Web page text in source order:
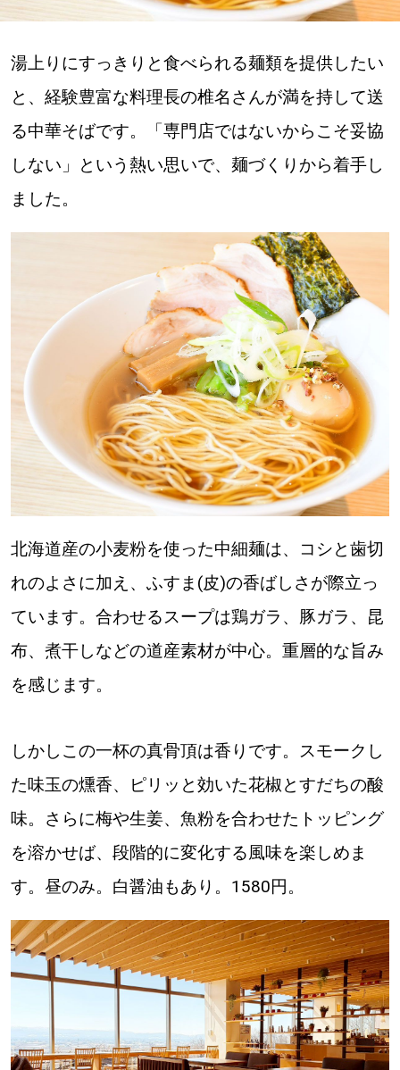
北海道で暮らす、あなたとつくる、
明日への”きっかけ”WEBマガジン
パートナーメディア Sitakkeパートナー
運営会社 広告掲載
道北
道南
道央
Sitakke編集部あい
【いろんな価値観や生き方に触れたい】
Sitakke編集部 IKU
【暮らしの知恵を身につけたい】
【まったり楽しみたい】 札幌市
【道北のお気に入りを見つけたい】
【道東のお気に入りを見つけたい】
湯上りにすっきりと食べられる麺類を提供したい
と、経験豊富な料理長の椎名さんが満を持して送
る中華そばです。「専門店ではないからこそ妥協
しない」という熱い思いで、麺づくりから着手し
ました。
北海道産の小麦粉を使った中細麺は、コシと歯切
れのよさに加え、ふすま(皮)の香ばしさが際立っ
ています。合わせるスープは鶏ガラ、豚ガラ、昆
布、煮干しなどの道産素材が中心。重層的な旨み
を感じます。
しかしこの一杯の真骨頂は香りです。スモークし
た味玉の燻香、ピリッと効いた花椒とすだちの酸
味。さらに梅や生姜、魚粉を合わせたトッピング
を溶かせば、段階的に変化する風味を楽しめま
す。昼のみ。白醤油もあり。1580円。